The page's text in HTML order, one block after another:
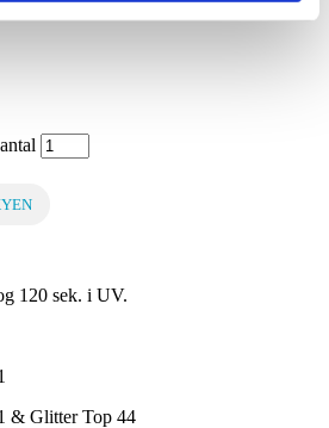
120 sek. i UV.
& Glitter Top 44